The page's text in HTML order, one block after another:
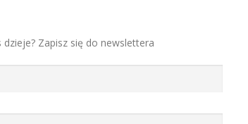
dzieje? Zapisz się do newslettera